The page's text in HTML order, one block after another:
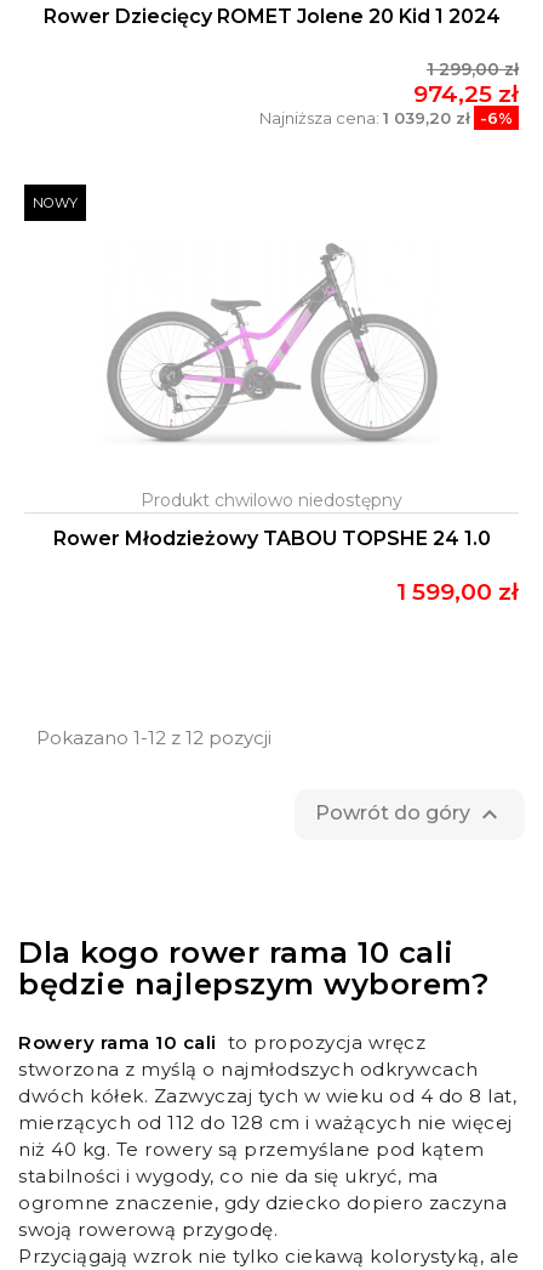
Rower Dziecięcy ROMET Jolene 20 Kid 1 2024
1 299,00 zł
974,25 zł
Najniższa cena: 1 039,20 zł -6%
Rower Młodzieżowy TABOU TOPSHE 24 1.0
1 599,00 zł
NOWY
Pokazano 1-12 z 12 pozycji
Powrót do góry 
Dla kogo rower rama 10 cali
będzie najlepszym wyborem?
Rowery rama 10 cali to propozycja wręcz
stworzona z myślą o najmłodszych odkrywcach
dwóch kółek. Zazwyczaj tych w wieku od 4 do 8 lat,
mierzących od 112 do 128 cm i ważących nie więcej
niż 40 kg. Te rowery są przemyślane pod kątem
stabilności i wygody, co nie da się ukryć, ma
ogromne znaczenie, gdy dziecko dopiero zaczyna
swoją rowerową przygodę.
Przyciągają wzrok nie tylko ciekawą kolorystyką, ale